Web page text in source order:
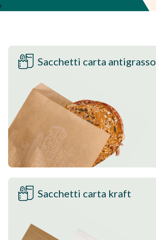
Sacchetti carta antigrasso
Sacchetti carta kraft